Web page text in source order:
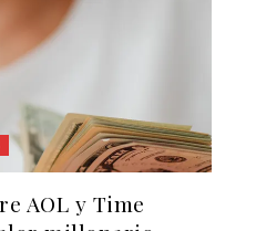
AOL y Time